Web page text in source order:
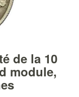
de la 10
module,